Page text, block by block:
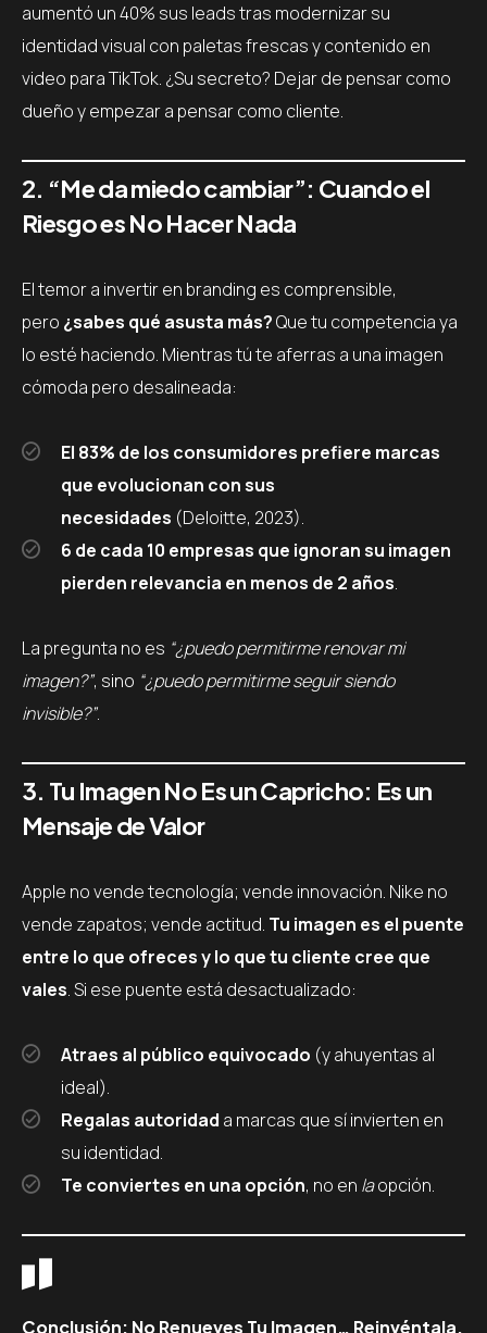
aumentó un 40% sus leads tras modernizar su
identidad visual con paletas frescas y contenido en
video para TikTok. ¿Su secreto? Dejar de pensar como
dueño y empezar a pensar como cliente.
2. “Me da miedo cambiar”: Cuando el
Riesgo es No Hacer Nada
El temor a invertir en branding es comprensible,
pero ¿sabes qué asusta más?Que tu competencia ya
lo esté haciendo. Mientras tú te aferras a una imagen
cómoda pero desalineada:
El 83% de los consumidores prefiere marcas
que evolucionan con sus
necesidades (Deloitte, 2023).
6 de cada 10 empresas que ignoran su imagen
pierden relevancia en menos de 2 años.
La pregunta no es “¿puedo permitirme renovar mi
imagen?”, sino “¿puedo permitirme seguir siendo
invisible?”.
3. Tu Imagen No Es un Capricho: Es un
Mensaje de Valor
Apple no vende tecnología; vende innovación. Nike no
vende zapatos; vende actitud. Tu imagen es el puente
entre lo que ofreces y lo que tu cliente cree que
vales. Si ese puente está desactualizado:
Atraes al público equivocado (y ahuyentas al
ideal).
Regalas autoridad a marcas que sí invierten en
su identidad.
Te conviertes en una opción, no en laopción.
Conclusión: No Renueves Tu Imagen… Reinvéntala.